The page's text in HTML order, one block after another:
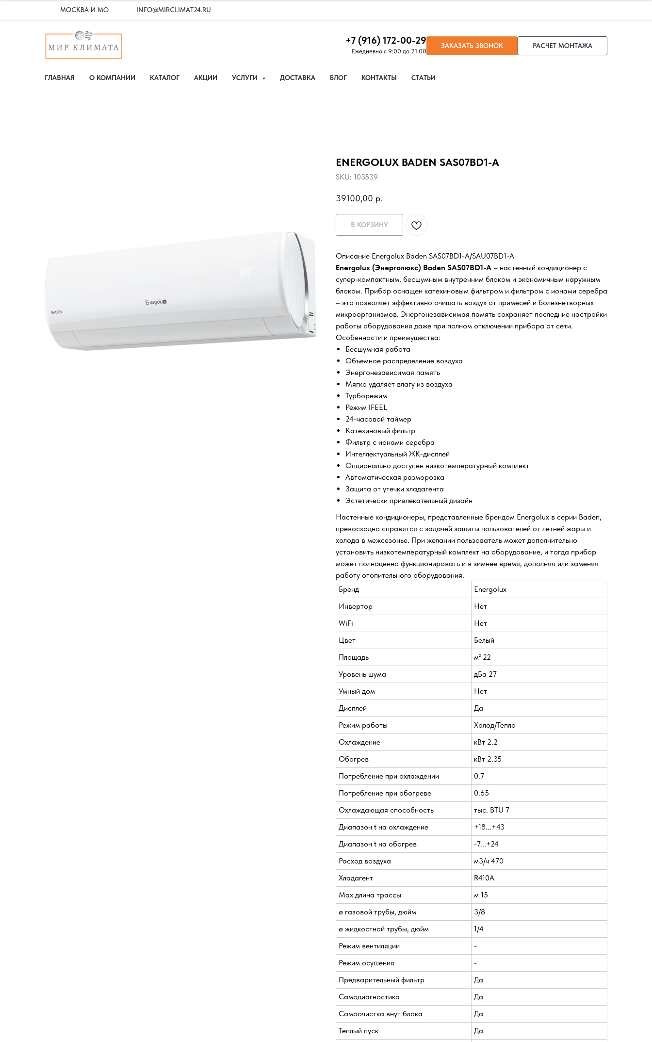
МОСКВА И МО INFO@MIRCLIMAT24.RU
+7 (916) 172-00-29
Ежедневно с 9:00 до 21:00
ЗАКАЗАТЬ ЗВОНОК РАСЧЕТ МОНТАЖА
ГЛАВНАЯ О КОМПАНИИ КАТАЛОГ АКЦИИ УСЛУГИ ДОСТАВКА БЛОГ КОНТАКТЫ СТАТЬИ
ENERGOLUX BADEN SAS07BD1-A
SKU: 103539
39100,00 р.
В КОРЗИНУ
Описание Energolux Baden SAS07BD1-A/SAU07BD1-A
Energolux (Энерголюкс) Baden SAS07BD1-A – настенный кондиционер с
супер-компактным, бесшумным внутренним блоком и экономичным наружным
блоком. Прибор оснащен катехиновым фильтром и фильтром с ионами серебра
– это позволяет эффективно очищать воздух от примесей и болезнетворных
микроорганизмов. Энергонезависимая память сохраняет последние настройки
работы оборудования даже при полном отключении прибора от сети.
Особенности и преимущества:
Бесшумная работа
Объемное распределение воздуха
Энергонезависимая память
Мягко удаляет влагу из воздуха
Турборежим
Режим IFEEL
24-часовой таймер
Катехиновый фильтр
Фильтр с ионами серебра
Интеллектуальный ЖК-дисплей
Опционально доступен низкотемпературный комплект
Автоматическая разморозка
Защита от утечки хладагента
Эстетически привлекательный дизайн
Настенные кондиционеры, представленные брендом Energolux в серии Baden,
превосходно справятся с задачей защиты пользователей от летней жары и
холода в межсезонье. При желании пользователь может дополнительно
установить низкотемпературный комплект на оборудование, и тогда прибор
может полноценно функционировать и в зимнее время, дополняя или заменяя
работу отопительного оборудования.
Бренд
Energolux
Инвертор
Нет
WiFi
Нет
Цвет
Белый
Площадь
м² 22
Уровень шума
дБа 27
Умный дом
Нет
Дисплей
Да
Режим работы
Холод/Тепло
Охлаждение
кВт 2.2
Обогрев
кВт 2.35
Потребление при охлаждении
0.7
Потребление при обогреве
0.65
Охлаждающая способность
тыс. BTU 7
Диапазон t на охлаждение
+18...+43
Диапазон t на обогрев
-7...+24
Расход воздуха
м3/ч 470
Хладагент
R410A
Max длина трассы
м 15
ø газовой трубы, дюйм
3/8
ø жидкостной трубы, дюйм
1/4
Режим вентиляции
-
Режим осушения
-
Предварительный фильтр
Да
Самодиагностика
Да
Самоочистка внут блока
Да
Теплый пуск
Да